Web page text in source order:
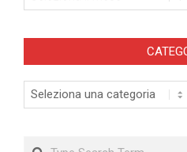
Categorie
Search